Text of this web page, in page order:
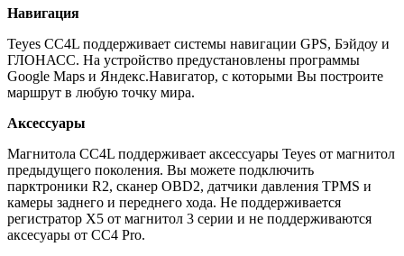
Навигация
Teyes CC4L поддерживает системы навигации GPS, Бэйдоу и
ГЛОНАСС. На устройство предустановлены программы
Google Maps и Яндекс.Навигатор, с которыми Вы построите
маршрут в любую точку мира.
Аксессуары
Магнитола CC4L поддерживает аксессуары Teyes от магнитол
предыдущего поколения. Вы можете подключить
парктроники R2, сканер OBD2, датчики давления TPMS и
камеры заднего и переднего хода. Не поддерживается
регистратор X5 от магнитол 3 серии и не поддерживаются
аксеcуары от CC4 Pro.